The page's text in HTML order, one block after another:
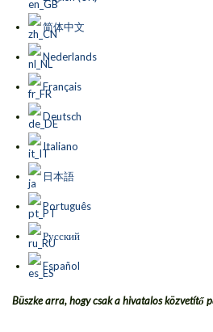
简体中文
Nederlands
Français
Deutsch
Italiano
日本語
Português
Русский
Español
Büszke arra, hogy csak a hivatalos közvetítő